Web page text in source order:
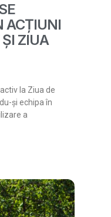
ACȚIUNI
ZIUA
la Ziua de
și echipa în
a